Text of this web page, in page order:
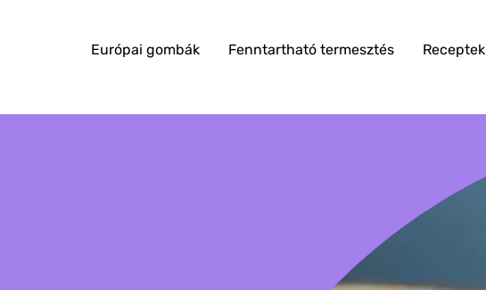
Európai gombák Fenntartható termesztés Receptek